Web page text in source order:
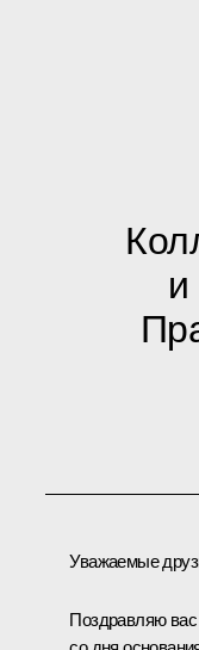
и
Уважаемые
Поздравляю